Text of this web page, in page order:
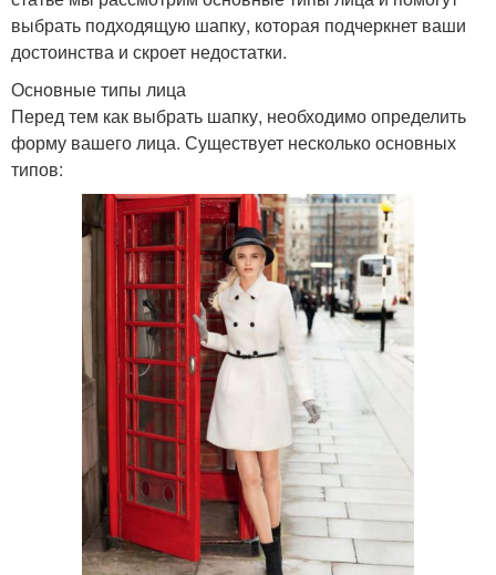
выбрать подходящую шапку, которая подчеркнет ваши
достоинства и скроет недостатки.
Основные типы лица
Перед тем как выбрать шапку, необходимо определить
форму вашего лица. Существует несколько основных
типов: